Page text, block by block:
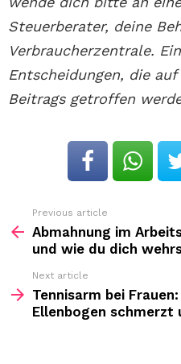
Steuerberater, deine
Verbraucherzentrale.
Entscheidungen, die
Beitrags getroffen
more
Previous article
Abmahnung im
und wie du dich
Next article
Tennisarm bei
Ellenbogen